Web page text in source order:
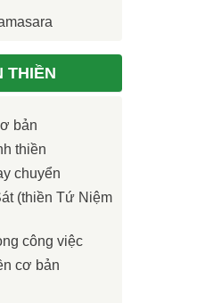
THIỀN
bản
thiền
chuyển
(thiền Tứ Niệm
công việc
cơ bản